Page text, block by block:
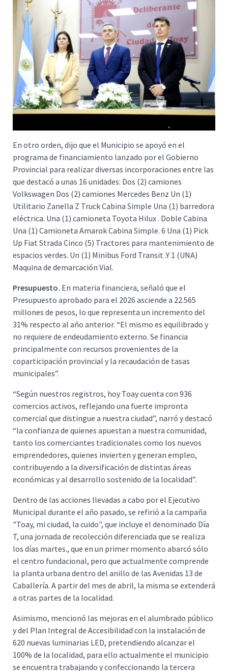
En otro orden, dijo que el Municipio se apoyó en el
programa de financiamiento lanzado por el Gobierno
Provincial para realizar diversas incorporaciones entre las
que destacó a unas 16 unidades: Dos (2) camiones
Volkswagen Dos (2) camiones Mercedes Benz Un (1)
Utilitario Zanella Z Truck Cabina Simple Una (1) barredora
eléctrica. Una (1) camioneta Toyota Hilux . Doble Cabina
Una (1) Camioneta Amarok Cabina Simple. 6 Una (1) Pick
Up Fiat Strada Cinco (5) Tractores para mantenimiento de
espacios verdes. Un (1) Minibus Ford Transit .Y 1 (UNA)
Maquina de demarcación Vial.
Presupuesto. En materia financiera, señaló que el
Presupuesto aprobado para el 2026 asciende a 22.565
millones de pesos, lo que representa un incremento del
31% respecto al año anterior. “El mismo es equilibrado y
no requiere de endeudamiento externo. Se financia
principalmente con recursos provenientes de la
coparticipación provincial y la recaudación de tasas
municipales”.
“Según nuestros registros, hoy Toay cuenta con 936
comercios activos, reflejando una fuerte impronta
comercial que distingue a nuestra ciudad”, narró y destacó
“la confianza de quienes apuestan a nuestra comunidad,
tanto los comerciantes tradicionales como los nuevos
emprendedores, quienes invierten y generan empleo,
contribuyendo a la diversificación de distintas áreas
económicas y al desarrollo sostenido de la localidad”.
Dentro de las acciones llevadas a cabo por el Ejecutivo
Municipal durante el año pasado, se refirió a la campaña
"Toay, mi ciudad, la cuido", que incluye el denominado Día
T, una jornada de recolección diferenciada que se realiza
los días martes., que en un primer momento abarcó sólo
el centro fundacional, pero que actualmente comprende
la planta urbana dentro del anillo de las Avenidas 13 de
Caballería. A partir del mes de abril, la misma se extenderá
a otras partes de la localidad.
Asimismo, mencionó las mejoras en el alumbrado público
y del Plan Integral de Accesibilidad con la instalación de
620 nuevas luminarias LED, pretendiendo alcanzar el
100% de la localidad, para ello actualmente el municipio
se encuentra trabajando y confeccionando la tercera